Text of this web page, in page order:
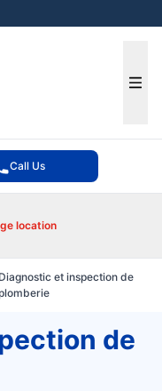
Call Us
location
Diagnostic et inspection de
de